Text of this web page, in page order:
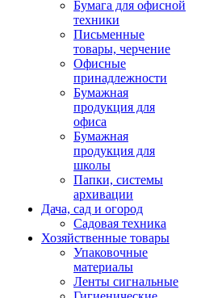
Бумага для офисной
техники
Письменные
товары, черчение
Офисные
принадлежности
Бумажная
продукция для
офиса
Бумажная
продукция для
школы
Папки, системы
архивации
Дача, сад и огород
Садовая техника
Хозяйственные товары
Упаковочные
материалы
Ленты сигнальные